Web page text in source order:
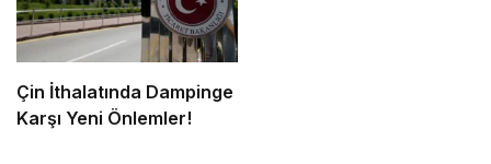
Çin İthalatında Dampinge
Karşı Yeni Önlemler!